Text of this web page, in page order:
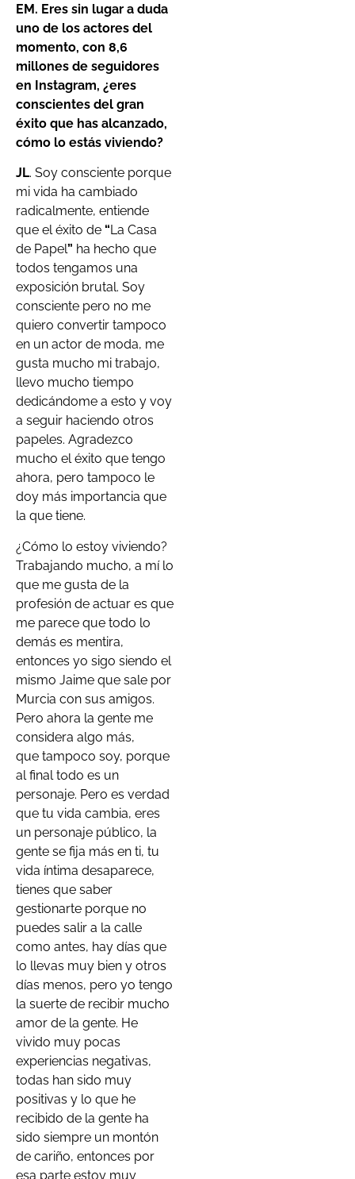
EM. Eres sin lugar a duda
uno de los actores del
momento, con 8,6
millones de seguidores
en Instagram, ¿eres
conscientes del gran
éxito que has alcanzado,
cómo lo estás viviendo?
JL. Soy consciente porque
mi vida ha cambiado
radicalmente, entiende
que el éxito de “La Casa
de Papel” ha hecho que
todos tengamos una
exposición brutal. Soy
consciente pero no me
quiero convertir tampoco
en un actor de moda, me
gusta mucho mi trabajo,
llevo mucho tiempo
dedicándome a esto y voy
a seguir haciendo otros
papeles. Agradezco
mucho el éxito que tengo
ahora, pero tampoco le
doy más importancia que
la que tiene.
¿Cómo lo estoy viviendo?
Trabajando mucho, a mí lo
que me gusta de la
profesión de actuar es que
me parece que todo lo
demás es mentira,
entonces yo sigo siendo el
mismo Jaime que sale por
Murcia con sus amigos.
Pero ahora la gente me
considera algo más,
que tampoco soy, porque
al final todo es un
personaje. Pero es verdad
que tu vida cambia, eres
un personaje público, la
gente se fija más en ti, tu
vida íntima desaparece,
tienes que saber
gestionarte porque no
puedes salir a la calle
como antes, hay días que
lo llevas muy bien y otros
días menos, pero yo tengo
la suerte de recibir mucho
amor de la gente. He
vivido muy pocas
experiencias negativas,
todas han sido muy
positivas y lo que he
recibido de la gente ha
sido siempre un montón
de cariño, entonces por
esa parte estoy muy